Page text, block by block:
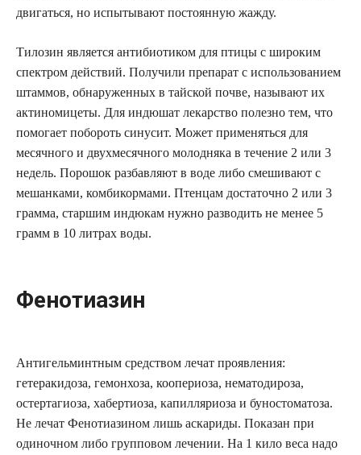
двигаться, но испытывают постоянную жажду.
Тилозин является антибиотиком для птицы с широким
спектром действий. Получили препарат с использованием
штаммов, обнаруженных в тайской почве, называют их
актиномицеты. Для индюшат лекарство полезно тем, что
помогает побороть синусит. Может применяться для
месячного и двухмесячного молодняка в течение 2 или 3
недель. Порошок разбавляют в воде либо смешивают с
мешанками, комбикормами. Птенцам достаточно 2 или 3
грамма, старшим индюкам нужно разводить не менее 5
грамм в 10 литрах воды.
Фенотиазин
Антигельминтным средством лечат проявления:
гетеракидоза, гемонхоза, коопериоза, нематодироза,
остертагиоза, хабертиоза, капилляриоза и буностоматоза.
Не лечат Фенотиазином лишь аскариды. Показан при
одиночном либо групповом лечении. На 1 кило веса надо